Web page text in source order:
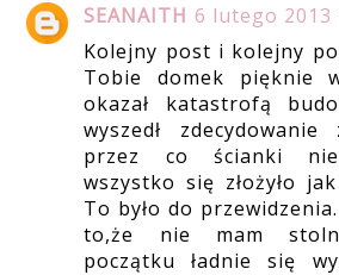
SEANAITH 6 lutego 2013
Kolejny post i kolejny
Tobie domek pięknie
okazał katastrofą
wyszedł
przez co ścianki
wszystko się złożyło
To było do
to,że nie mam
początku ładnie się